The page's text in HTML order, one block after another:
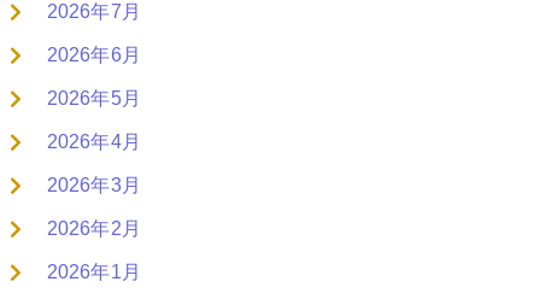
2026年7月
2026年6月
2026年5月
2026年4月
2026年3月
2026年2月
2026年1月